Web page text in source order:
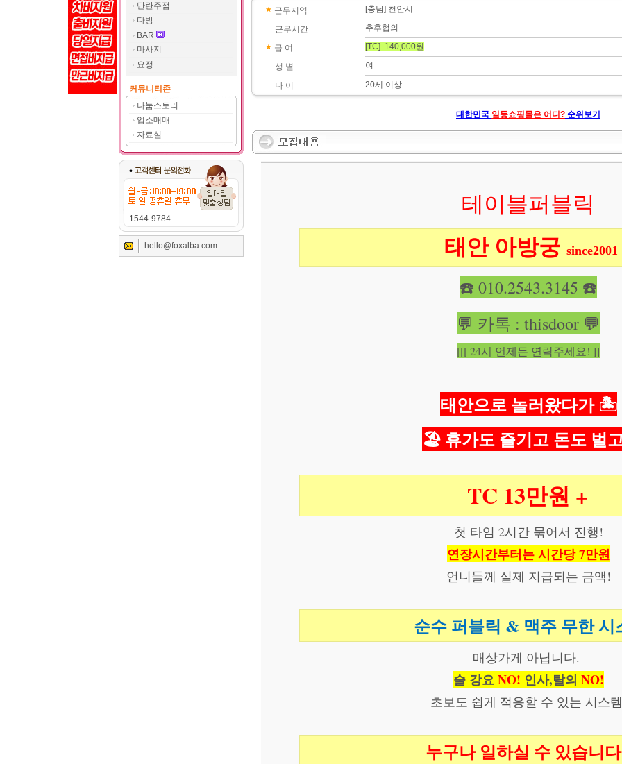
단란주점
다방
BAR
마사지
요정
커뮤니티존
나눔스토리
업소매매
자료실
1544-9784
hello@foxalba.com
근무지역
근무시간
급 여
성 별
나 이
[충남] 천안시
추후협의
[TC] 140,000원
여
20세 이상
대한민국 일등쇼핑몰은 어디? 순위보기
테이블퍼블릭
태안 아방궁 since2001
☎️ 010.2543.3145 ☎️
💬 카톡 : thisdoor 💬
[[[ 24시 언제든 연락주세요! ]]
태안으로 놀러왔다가 🏝
🏖 휴가도 즐기고 돈도 벌
TC 13만원 +
첫 타임 2시간 묶어서 진행!
연장시간부터는 시간당 7만원
언니들께 실제 지급되는 금액!
순수 퍼블릭 & 맥주 무한 시
매상가게 아닙니다.
술 강요NO! 인사,탈의 NO!
초보도 쉽게 적응할 수 있는 시스
누구나 일하실 수 있습니